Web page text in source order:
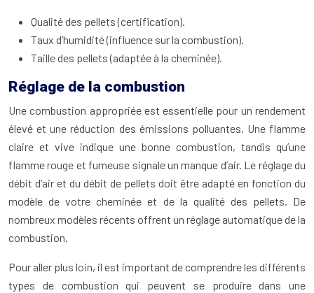
Qualité des pellets (certification).
Taux d’humidité (influence sur la combustion).
Taille des pellets (adaptée à la cheminée).
Réglage de la combustion
Une combustion appropriée est essentielle pour un rendement
élevé et une réduction des émissions polluantes. Une flamme
claire et vive indique une bonne combustion, tandis qu’une
flamme rouge et fumeuse signale un manque d’air. Le réglage du
débit d’air et du débit de pellets doit être adapté en fonction du
modèle de votre cheminée et de la qualité des pellets. De
nombreux modèles récents offrent un réglage automatique de la
combustion.
Pour aller plus loin, il est important de comprendre les différents
types de combustion qui peuvent se produire dans une